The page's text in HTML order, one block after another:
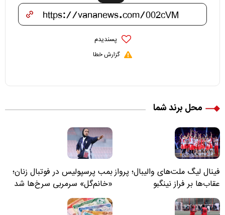
پسندیدم
گزارش خطا
محل برند شما
فینال لیگ ملت‌های والیبال؛ پرواز
عقاب‌ها بر فراز نینگبو
بمب پرسپولیس در فوتبال زنان؛
«خانم‌گل» سرمربی سرخ‌ها شد